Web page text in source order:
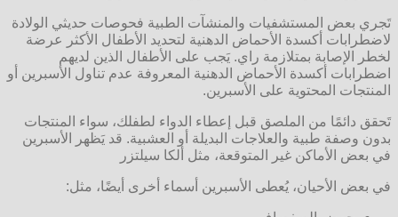
تَجري بعض المستشفيات والمنشآت الطبية فحوصات حديثي الولادة
لاضطرابات أكسدة الأحماض الدهنية لتحديد الأطفال الأكثر عرضة
لخطر الإصابة بمتلازمة راي. يَجب على الأطفال الذين لديهم
اضطرابات أكسدة الأحماض الدهنية المعروفة عدم تناول الأسبرين أو
المنتجات المحتوية على الأسبرين.
تَحقق دائمًا من الملصق قبل إعطاء الدواء لطفلك، سواء المنتجات
بدون وصفة طبية والعلاجات البديلة أو العشبية. قد يَظهر الأسبرين
في بعض الأماكن غير المتوقعة، مثل ألكا سيلتزر
في بعض الأحيان، يُعطى الأسبرين أسماء أخرى أيضًا، مثل: